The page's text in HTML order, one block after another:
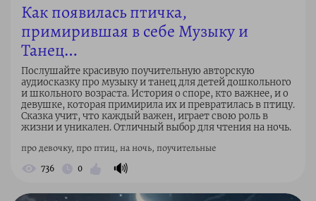
Как появилась птичка,
примирившая в себе Музыку и
Танец…
Послушайте красивую поучительную авторскую
аудиосказку про музыку и танец для детей дошкольного
и школьного возраста. История о споре, кто важнее, и о
девушке, которая примирила их и превратилась в птицу.
Сказка учит, что каждый важен, играет свою роль в
жизни и уникален. Отличный выбор для чтения на ночь.
про девочку, про птиц, на ночь, поучительные
736 0 🔊